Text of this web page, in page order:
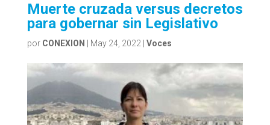
Muerte cruzada versus decretos
para gobernar sin Legislativo
por CONEXION May 24, 2022| Voces